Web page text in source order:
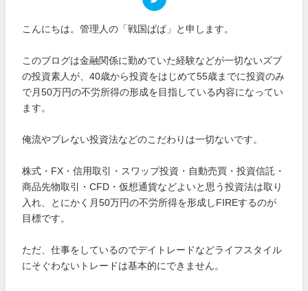
こんにちは。管理人の「戦国ぱぱ」と申します。
このブログは金融関係に勤めていた経験などが一切ないズブ
の投資素人が、40歳から投資をはじめて55歳までに投資のみ
で月50万円の不労所得の形成を目指している内容になってい
ます。
俺流やブレない投資法などのこだわりは一切ないです。
株式・FX・信用取引・スワップ投資・自動売買・投資信託・
商品先物取引・CFD・仮想通貨などよいと思う投資法は取り
入れ、とにかく月50万円の不労所得を形成しFIREするのが
目標です。
ただ、仕事をしているのでデイトレードなどライフスタイル
にそぐわないトレードは基本的にできません。